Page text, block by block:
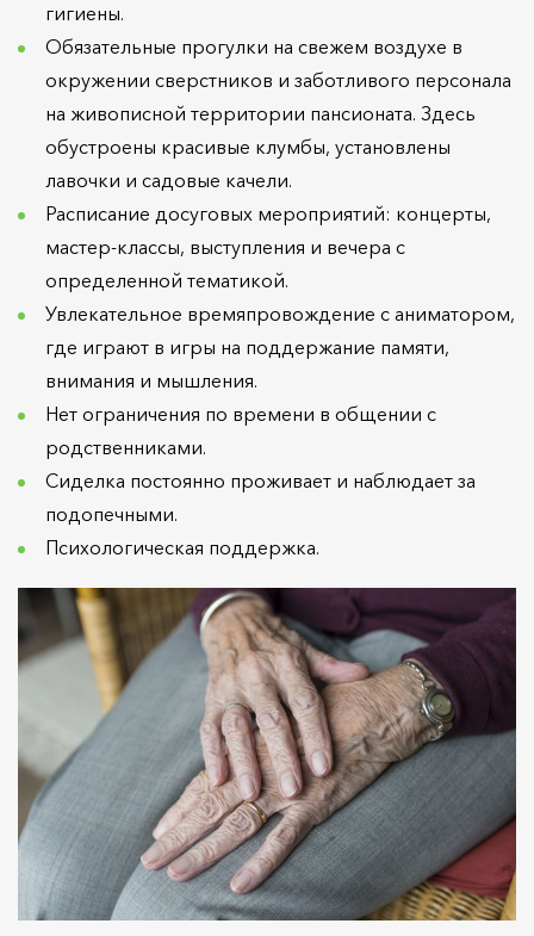
гигиены.
Обязательные прогулки на свежем воздухе в
окружении сверстников и заботливого персонала
на живописной территории пансионата. Здесь
обустроены красивые клумбы, установлены
лавочки и садовые качели.
Расписание досуговых мероприятий: концерты,
мастер-классы, выступления и вечера с
определенной тематикой.
Увлекательное времяпровождение с аниматором,
где играют в игры на поддержание памяти,
внимания и мышления.
Нет ограничения по времени в общении с
родственниками.
Сиделка постоянно проживает и наблюдает за
подопечными.
Психологическая поддержка.